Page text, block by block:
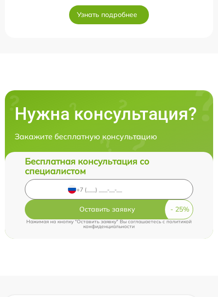
Узнать подробнее
Нужна консультация?
Закажите бесплатную консультацию
Бесплатная консультация со
специалистом
Оставить заявку
Нажимая на кнопку "Оставить заявку" Вы соглашаетесь cполитикой
конфиденциальности